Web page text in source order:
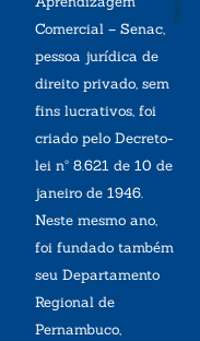
Comercial – Senac,
pessoa jurídica de
direito privado, sem
fins lucrativos, foi
criado pelo Decreto-
lei nº 8.621 de 10 de
janeiro de 1946.
Neste mesmo ano,
foi fundado também
seu Departamento
Regional de
Pernambuco,